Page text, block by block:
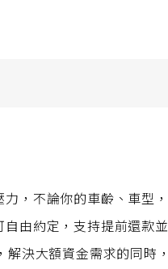
，不論你的車齡、車型
由約定，支持提前還款
決大額資金需求的同時